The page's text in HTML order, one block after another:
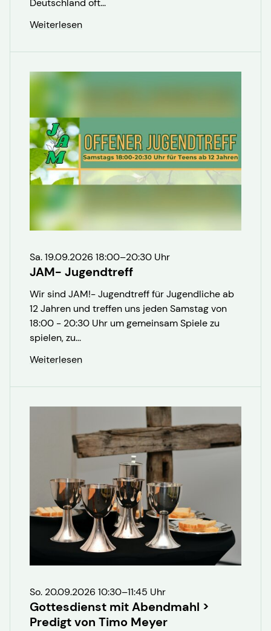
Deutschland oft...
Weiterlesen
Sa. 19.09.2026 18:00–20:30 Uhr
JAM- Jugendtreff
Wir sind JAM!- Jugendtreff für Jugendliche ab
12 Jahren und treffen uns jeden Samstag von
18:00 - 20:30 Uhr um gemeinsam Spiele zu
spielen, zu...
Weiterlesen
So. 20.09.2026 10:30–11:45 Uhr
Gottesdienst mit Abendmahl >
Predigt von Timo Meyer